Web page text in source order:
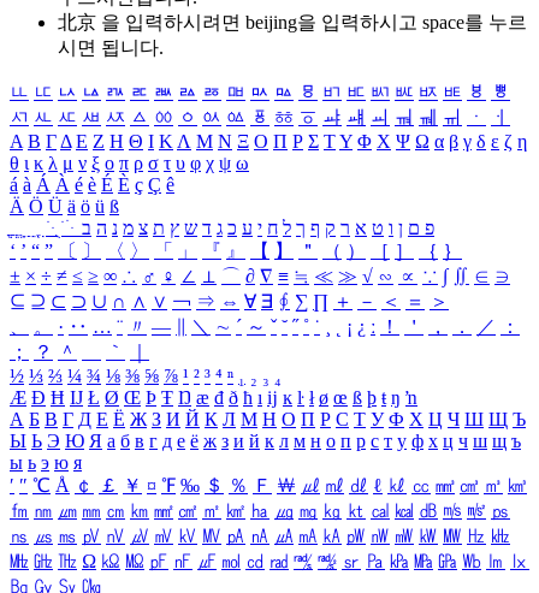
北京 을 입력하시려면 beijing을 입력하시고 space를 누르
시면 됩니다.
ㅥ ㅦ ㅧ ㅨ ㅩ ㅪ ㅫ ㅬ ㅭ ㅮ ㅯ ㅰ ㅱ ㅲ ㅳ ㅴ ㅵ ㅶ ㅷ ㅸ
ㅹ
ㅺ ㅻ ㅼ ㅽ ㅾ ㅿ ㆀ ㆁ ㆂ ㆃ ㆄ ㆅ ㆆ ㆇ ㆈ ㆉ ㆊ ㆋ ㆌ ㆍ
ㆎ
Α Β ΓΔ Ε Ζ Η Θ Ι ΚΛ Μ Ν Ξ Ο Π Ρ Σ ΤΥ Φ Χ Ψ Ω α β γ δ ε ζ η
θ ι κ λ μ ν ξ ο π ρ σ τ υ φ χ ψ ω
á à Á À é è É È ç Ç ê
Ä Ö Ü ä ö ü ß
ִֶֹ ֻּ ׁׂ פ ם ן ו ט א ר ק ף ך ל ח י ע כ ג ד ש ץ ת צ מ נ ה ב
‘ ’ “ ” 〔 〕 〈 〉 「 」 『 』 【 】 ＂ （ ） ［ ］ ｛ ｝
± × ÷ ≠ ≤ ≥ ∞ ∴ ♂ ♀ ∠ ⊥ ⌒ ∂ ∇ ≡ ≒ ≪ ≫ √ ∽ ∝ ∵ ∫ ∬ ∈ ∋
⊆ ⊇ ⊂ ⊃ ∪ ∩ ∧ ∨ ￢ ⇒ ⇔ ∀ ∃ ∮ ∑ ∏ ＋ － ＜ ＝
＞
、
。 · ‥ … ¨ 〃 ― ＼ ∼ ´ ～ ˇ ˘ ˝ ˚ ˙ ¸ ¡ ¿ ː ！ ＇ ， ． ／
：
；
？ ＾ ｀
½ ⅓ ⅔ ¼ ¾ ⅛ ⅜ ⅝ ⅞ ¹ ² ³ ⁴ ⁿ ₁ ₂ ₃ ₄
Æ Ð Ħ Ĳ Ł Ø Œ Þ Ŧ Ŋ æ đ ð ħ ı ĳ ĸ ŀ ł ø œ ß þ ŧ ŋ ŉ
А Б В Г Д Е Ё Ж З И Й К Л М Н О П Р С Т У Ф Х Ц Ч Ш Щ Ъ
Ы Ь Э Ю Я а б в г д е ё ж з и й к л м н о п р с т у ф х ц ч ш щ ъ
ы ь э ю я
′ ″ ℃ Å ￠ ￡ ￥ ¤ ℉ ‰ ＄ ％ Ｆ ￦ ㎕ ㎖ ㎗ ℓ ㎘ ㏄ ㎣ ㎤ ㎥ ㎦
㎙ ㎚ ㎛ ㎜ ㎝ ㎞ ㎟ ㎠ ㎡ ㎢ ㏊ ㎍ ㎎ ㎏ ㏏ ㎈ ㎉ ㏈ ㎧ ㎨ ㎰
㎱ ㎲ ㎳ ㎴ ㎵ ㎶ ㎷ ㎸ ㎹ ㎀ ㎁ ㎂ ㎃ ㎄ ㎺ ㎻ ㎽ ㎾ ㎿ ㎐ ㎑
㎒ ㎓ ㎔ Ω ㏀ ㏁ ㎊ ㎋ ㎌ ㏖ ㏅ ㎭ ㎮ ㎯ ㏛ ㎩ ㎪ ㎫ ㎬ ㏝ ㏐
㏓
㏃ ㏉ ㏜ ㏆